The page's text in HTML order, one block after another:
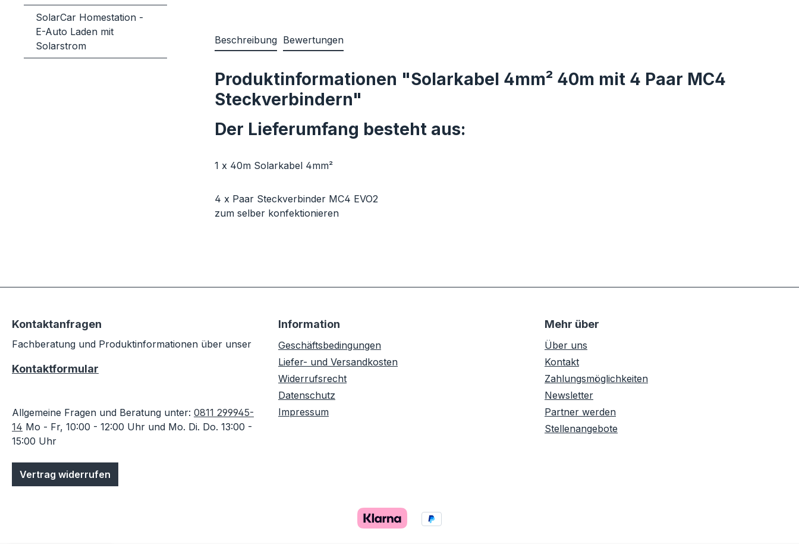
SolarCar Homestation -
E-Auto Laden mit
Solarstrom
Beschreibung Bewertungen
Produktinformationen "Solarkabel 4mm² 40m mit 4 Paar MC4
Steckverbindern"
Der Lieferumfang besteht aus:
1 x 40m Solarkabel 4mm²
4 x Paar Steckverbinder MC4 EVO2
zum selber konfektionieren
Kontaktanfragen
Fachberatung und Produktinformationen über unser
Kontaktformular
Allgemeine Fragen und Beratung unter: 0811 299945-
14 Mo - Fr, 10:00 - 12:00 Uhr und Mo. Di. Do. 13:00 -
15:00 Uhr
Vertrag widerrufen
Information
Geschäftsbedingungen
Liefer- und Versandkosten
Widerrufsrecht
Datenschutz
Impressum
Mehr über
Über uns
Kontakt
Zahlungsmöglichkeiten
Newsletter
Partner werden
Stellenangebote